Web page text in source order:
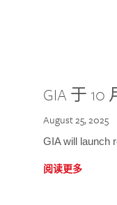
GIA 于
August 25, 2025
GIA will launch
阅读更多